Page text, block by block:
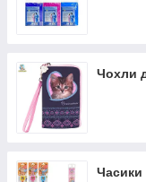
Чохли
Часики